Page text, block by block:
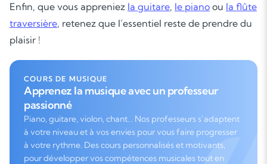
Enfin, que vous appreniez la guitare, le piano ou la flûte
traversière, retenez que l’essentiel reste de prendre du
plaisir !
COURS DE MUSIQUE
Apprenez la musique avec un professeur
passionné
Piano, guitare, violon, chant… Nos professeurs s’adaptent
à votre niveau et à vos envies pour vous faire progresser
à votre rythme. Des cours personnalisés et motivants,
pour développer vos compétences musicales tout en